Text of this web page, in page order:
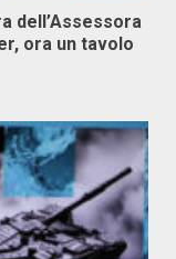
dell’Assessora
ora un tavolo